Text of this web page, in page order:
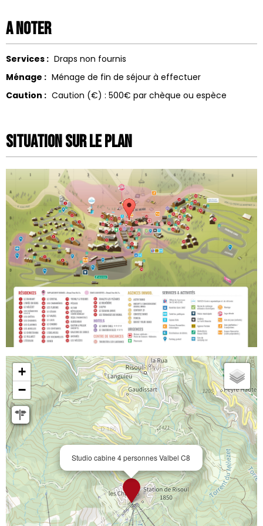
A noter
Services : Draps non fournis
Ménage : Ménage de fin de séjour à effectuer
Caution : Caution (€) : 500€ par chèque ou espèce
Situation sur le Plan
Studio cabine 4 personnes Valbel C8
+
−